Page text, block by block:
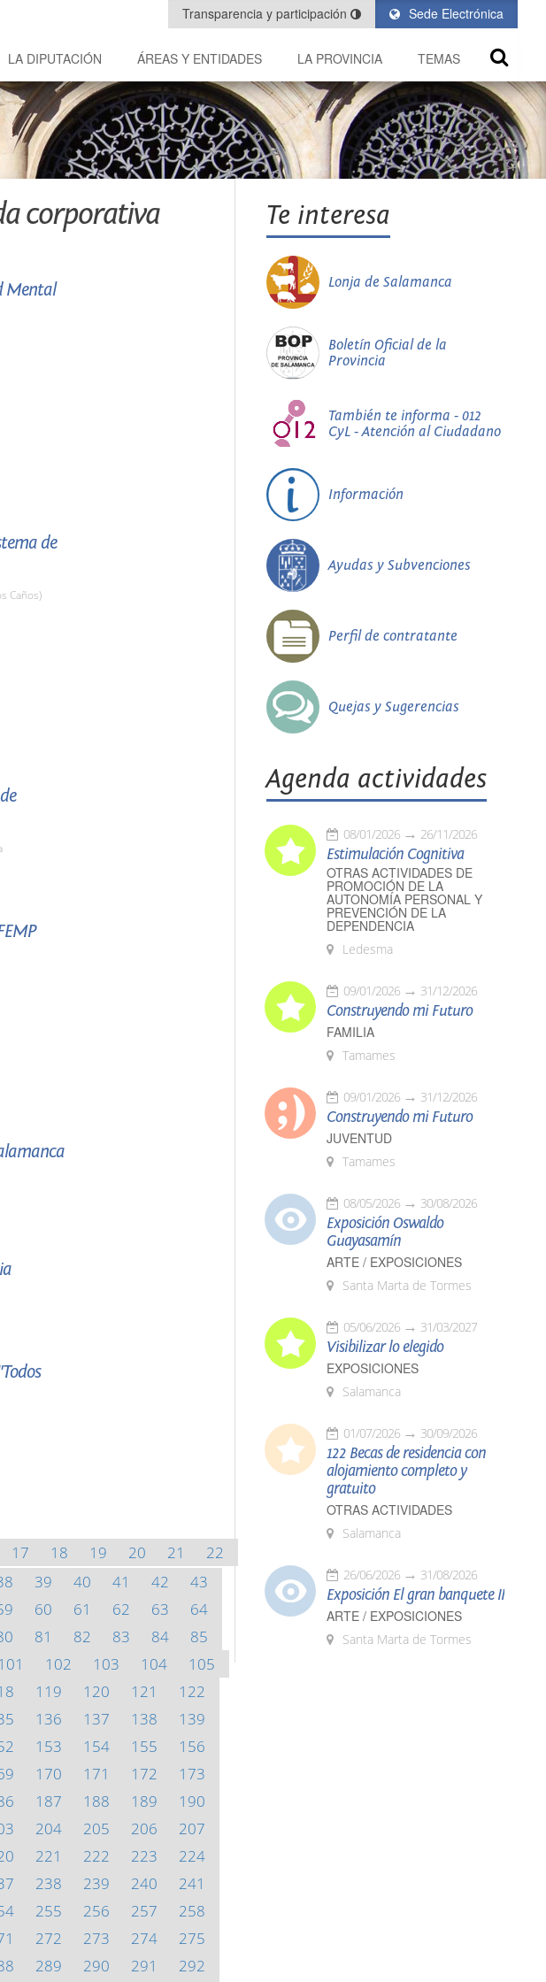
Sede Electrónica
Transparencia y participación
LA DIPUTACIÓN ÁREAS Y ENTIDADES LA PROVINCIA TEMAS
corporativa
Mental
de
Caños)
17 18 19 20 21
22
39 40 41 42
43
60 61 62 63
64
81 82 83 84
85
101 102 103 104
105
119 120 121
122
136 137 138
139
153 154 155
156
170 171 172
173
187 188 189
190
204 205 206
207
221 222 223
224
238 239 240
241
255 256 257
258
272 273 274
275
289 290 291 292
Te interesa
Lonja de Salamanca
Boletín Oficial de la
Provincia
También te informa - 012
CyL - Atención al Ciudadano
Información
Ayudas y Subvenciones
Perfil de contratante
Quejas y Sugerencias
Agenda actividades
08/01/2026 26/11/2026
Estimulación Cognitiva
OTRAS ACTIVIDADES DE
PROMOCIÓN DE LA
AUTONOMÍA PERSONAL Y
PREVENCIÓN DE LA
DEPENDENCIA
Ledesma
09/01/2026 31/12/2026
Construyendo mi Futuro
FAMILIA
Tamames
09/01/2026 31/12/2026
Construyendo mi Futuro
JUVENTUD
Tamames
08/05/2026 30/08/2026
Exposición Oswaldo
Guayasamín
ARTE / EXPOSICIONES
Santa Marta de Tormes
05/06/2026 31/03/2027
Visibilizar lo elegido
EXPOSICIONES
Salamanca
01/07/2026 30/09/2026
122 Becas de residencia con
alojamiento completo y
gratuito
OTRAS ACTIVIDADES
Salamanca
26/06/2026 31/08/2026
Exposición El gran banquete II
ARTE / EXPOSICIONES
Santa Marta de Tormes